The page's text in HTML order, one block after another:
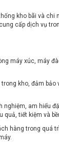
kho bãi và chi
cấp dịch vụ
máy xúc, máy
kho, đảm bảo
nghiệm, am hiểu
quả, tiết kiệm và
hàng trong quá